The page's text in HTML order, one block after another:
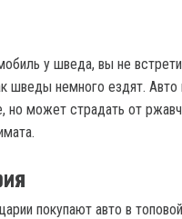
у шведа, вы не
шведы немного ездят.
но может страдать от
покупают авто в